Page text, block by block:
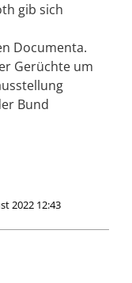
gib sich
Documenta.
Gerüchte um
Bund
2022 12:43